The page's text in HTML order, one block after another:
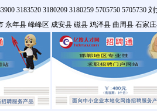
3183520 3180209 3180259 5705750 5705730
永年县 峰峰区 成安县 磁县 鸡泽县 曲周县 石家